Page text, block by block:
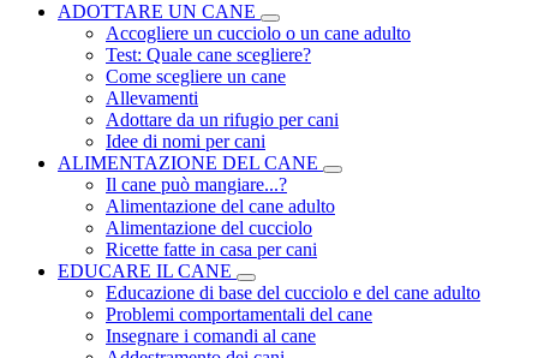
ADOTTARE UN CANE
Accogliere un cucciolo o un cane adulto
Test: Quale cane scegliere?
Come scegliere un cane
Allevamenti
Adottare da un rifugio per cani
Idee di nomi per cani
ALIMENTAZIONE DEL CANE
Il cane può mangiare...?
Alimentazione del cane adulto
Alimentazione del cucciolo
Ricette fatte in casa per cani
EDUCARE IL CANE
Educazione di base del cucciolo e del cane adulto
Problemi comportamentali del cane
Insegnare i comandi al cane